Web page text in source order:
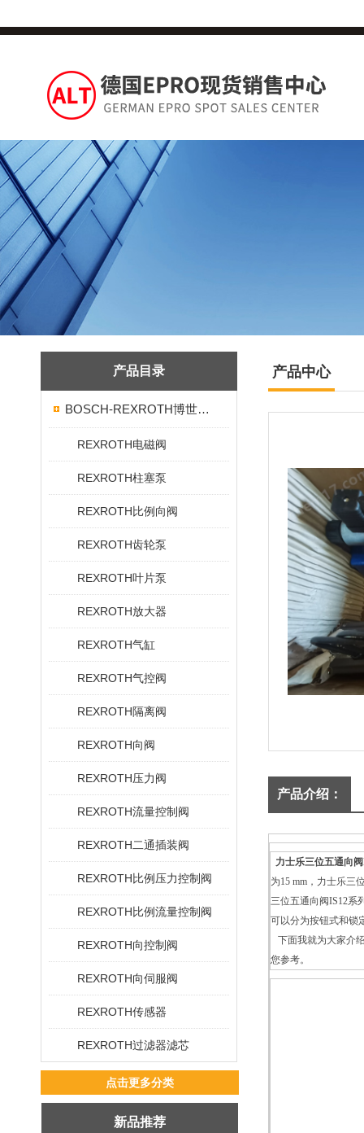
产品目录
BOSCH-REXROTH博世力士乐
REXROTH电磁阀
REXROTH柱塞泵
REXROTH比例向阀
REXROTH齿轮泵
REXROTH叶片泵
REXROTH放大器
REXROTH气缸
REXROTH气控阀
REXROTH隔离阀
REXROTH向阀
REXROTH压力阀
REXROTH流量控制阀
REXROTH二通插装阀
REXROTH比例压力控制阀
REXROTH比例流量控制阀
REXROTH向控制阀
REXROTH向伺服阀
REXROTH传感器
REXROTH过滤器滤芯
点击更多分类
新品推荐
产品中心
产品介绍：
力士乐三位五通向
为15 mm，力士乐三
三位五通向阀IS12系
可以分为按钮式和锁
下面我就为大家介
您参考。